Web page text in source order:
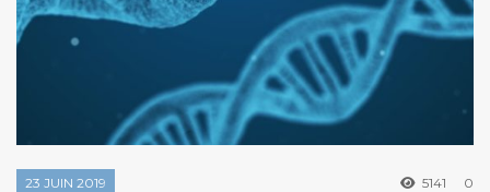
23 JUIN 2019 5141 0